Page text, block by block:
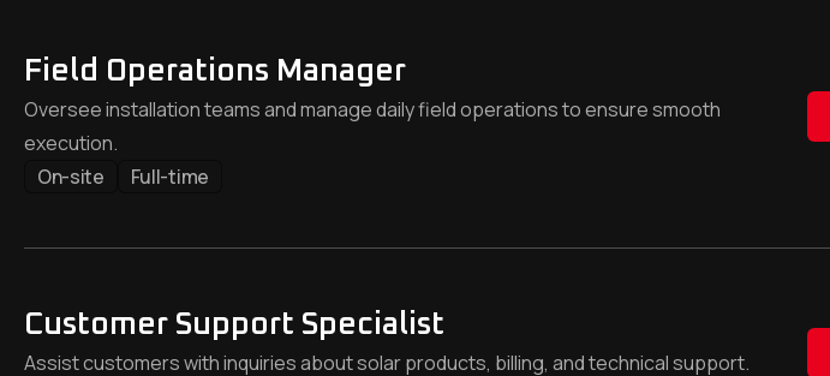
Field Operations Manager
Oversee installation teams and manage daily field operations to ensure smooth
execution.
On-site
Full-time
Customer Support Specialist
Assist customers with inquiries about solar products, billing, and technical support.